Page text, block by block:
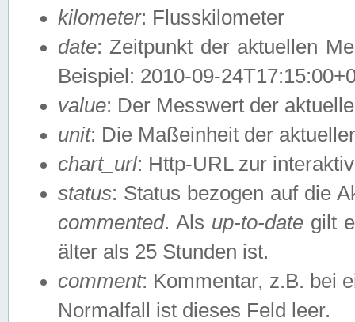
kilometer: Flusskilometer
date: Zeitpunkt der aktuellen
Beispiel: 2010-09-
value: Der Messwert der
unit: Die Maßeinheit der
chart_url: Http-URL zur
status: Status bezogen auf die
commented. Als up-to-date gilt
älter als 25 Stunden ist.
comment: Kommentar, z.B. bei
Normalfall ist dieses Feld leer.